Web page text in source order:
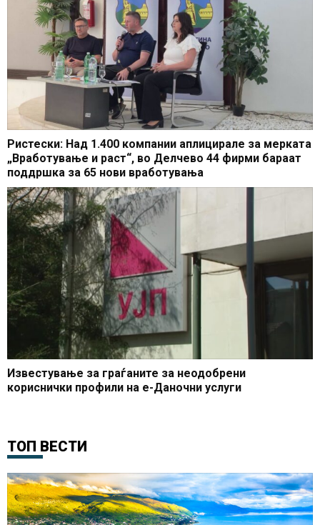
Ристески: Над 1.400 компании аплицирале за мерката
„Вработување и раст“, во Делчево 44 фирми бараат
поддршка за 65 нови вработувања
Известување за граѓаните за неодобрени
кориснички профили на е-Даночни услуги
ТОП ВЕСТИ